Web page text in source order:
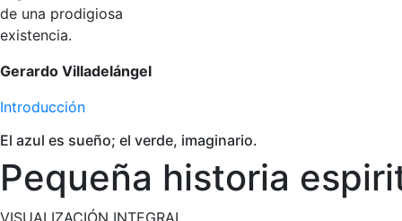
de una prodigiosa
existencia.
Gerardo Villadelángel
Introducción
El azul es sueño; el verde, imaginario.
Pequeña historia
VISUALIZACIÓN INTEGRAL